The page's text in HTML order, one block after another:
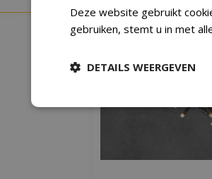
Deze website gebruikt
gebruiken, stemt u in met
DETAILS WEERGEVEN